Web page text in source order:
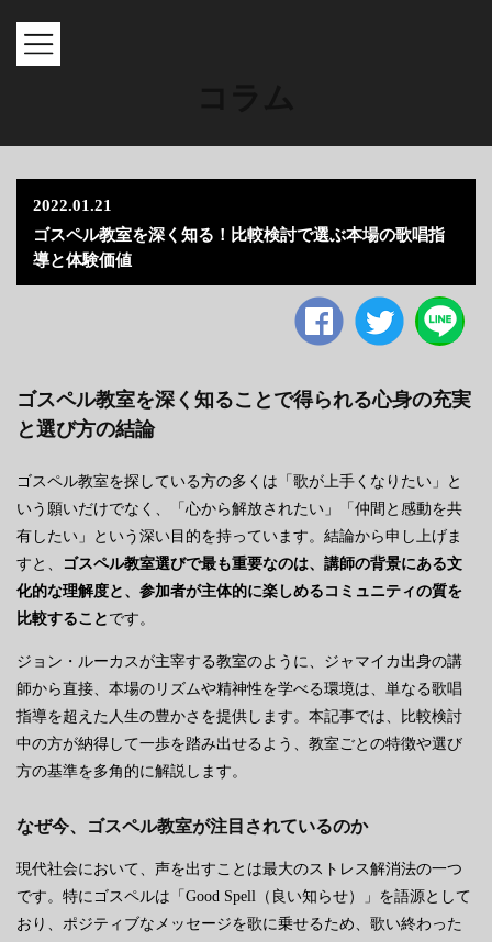
2022.01.21
ゴスペル教室を深く知る！比較検討で選ぶ本場の歌唱指
導と体験価値
ゴスペル教室を深く知ることで得られる心身の充実
と選び方の結論
ゴスペル教室を探している方の多くは「歌が上手くなりたい」と
いう願いだけでなく、「心から解放されたい」「仲間と感動を共
有したい」という深い目的を持っています。結論から申し上げま
すと、 ゴスペル教室選びで最も重要なのは、講師の背景にある文
化的な理解度と、参加者が主体的に楽しめるコミュニティの質を
比較すること です。
ジョン・ルーカスが主宰する教室のように、ジャマイカ出身の講
師から直接、本場のリズムや精神性を学べる環境は、単なる歌唱
指導を超えた人生の豊かさを提供します。本記事では、比較検討
中の方が納得して一歩を踏み出せるよう、教室ごとの特徴や選び
方の基準を多角的に解説します。
なぜ今、ゴスペル教室が注目されているのか
現代社会において、声を出すことは最大のストレス解消法の一つ
です。特にゴスペルは「Good Spell（良い知らせ）」を語源として
おり、ポジティブなメッセージを歌に乗せるため、歌い終わった